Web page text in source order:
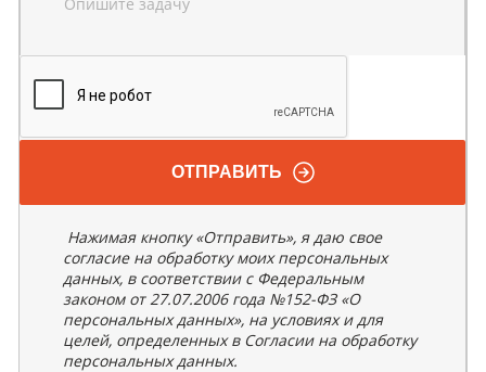
ОТПРАВИТЬ
Нажимая кнопку «Отправить», я даю свое
согласие на обработку моих персональных
данных, в соответствии с Федеральным
законом от 27.07.2006 года №152-ФЗ «О
персональных данных», на условиях и для
целей, определенных в Согласии на обработку
персональных данных.